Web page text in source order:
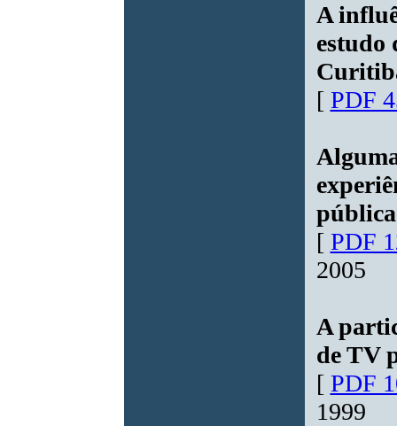
A
estudo
[ PDF
[ PDF
2005
A
de TV
[ PDF
1999